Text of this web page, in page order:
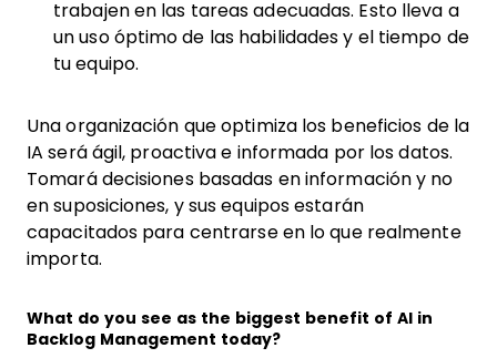
trabajen en las tareas adecuadas. Esto lleva a
un uso óptimo de las habilidades y el tiempo de
tu equipo.
Una organización que optimiza los beneficios de la
IA será ágil, proactiva e informada por los datos.
Tomará decisiones basadas en información y no
en suposiciones, y sus equipos estarán
capacitados para centrarse en lo que realmente
importa.
What do you see as the biggest benefit of AI in
Backlog Management today?